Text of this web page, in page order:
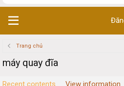
Trang chủ
máy quay đĩa
Recent contents View information